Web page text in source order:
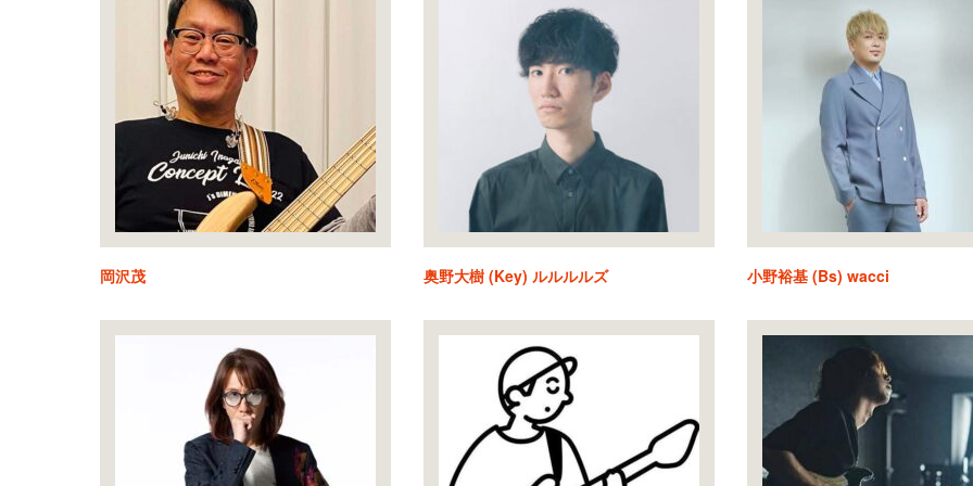
岡沢茂 奥野大樹 (Key) ルルルルズ 小野裕基 (Bs) wacci